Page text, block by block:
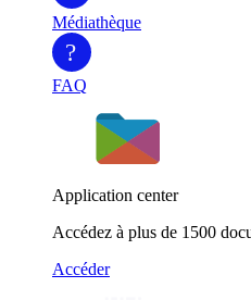
Médiathèque
?
FAQ
Application center
Accédez à plus de 1500
Accéder